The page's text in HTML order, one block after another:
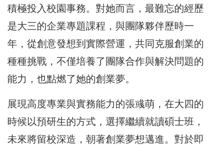
積極投入校園事務。對她而言，最難忘的經歷
是大三的企業專題課程，與團隊夥伴歷時一
年，從創意發想到實際營運，共同克服創業的
種種挑戰，不僅培養了團隊合作與解決問題的
能力，也點燃了她的創業夢。
展現高度專業與實務能力的張彧萌，在大四的
時候以預研生的方式，選擇繼續就讀碩士班，
未來將留校深造，朝著創業夢想邁進。對於即